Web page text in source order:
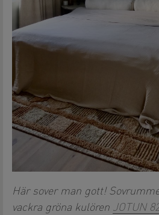
Här sover man gott!
vackra gröna kulören JOTUN